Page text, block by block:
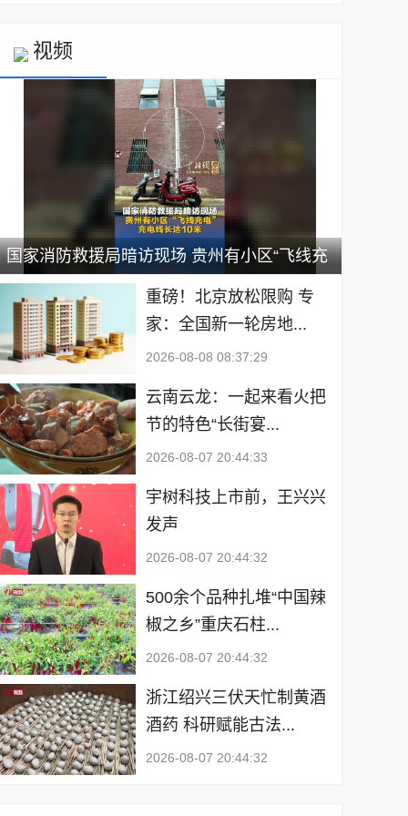
视频
国家消防救援局暗访现场 贵州有小区“飞线充
电” 充电线长达10米重磅！北京放松限购 专
家：全国新一轮房地...
2026-08-08 08:37:29
云南云龙：一起来看火把
节的特色“长街宴...
2026-08-07 20:44:33
宇树科技上市前，王兴兴
发声
2026-08-07 20:44:32
500余个品种扎堆“中国辣
椒之乡”重庆石柱...
2026-08-07 20:44:32
浙江绍兴三伏天忙制黄酒
酒药 科研赋能古法...
2026-08-07 20:44:32